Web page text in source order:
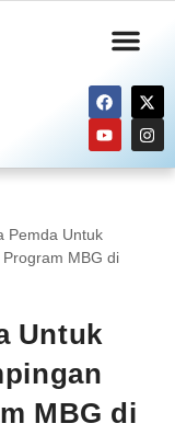
Untuk
MBG di